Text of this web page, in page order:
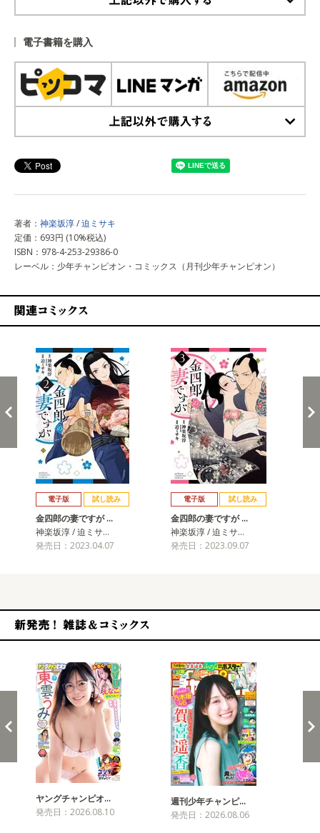
電子書籍を購入
著者： 神楽坂淳/迫ミサキ
定価：693円 (10%税込)
ISBN：978-4-253-29386-0
レーベル：少年チャンピオン・コミックス（月刊少年チャンピオン）
電子版 試し読み
金四郎の妻ですが …
神楽坂淳 / 迫ミサ…
発売日：2023.04.07
電子版 試し読み
金四郎の妻ですが …
神楽坂淳 / 迫ミサ…
発売日：2023.09.07
ヤングチャンピオ…
発売日：2026.08.10
週刊少年チャンピ…
発売日：2026.08.06